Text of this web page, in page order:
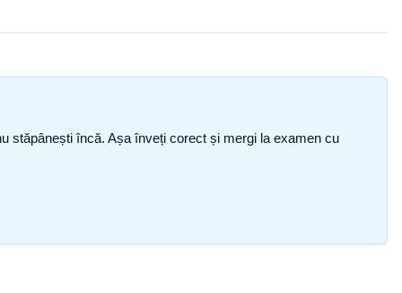
stăpânești încă. Așa înveți corect și mergi la examen cu